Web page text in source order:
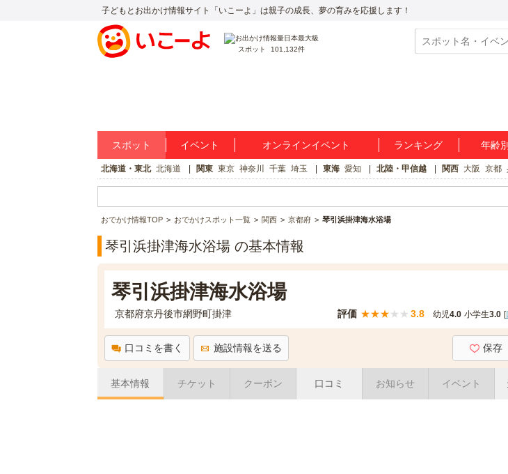
子どもとお出かけ情報サイト「いこーよ」は親子の成長、夢の育みを応援します！
スポット 101,132件
スポット イベント オンラインイベント ランキング 年齢
北海道・東北 北海道 関東 東京 神奈川 千葉 埼玉 東海 愛知 北陸・甲信越 関西 大阪 京都
おでかけ情報TOP おでかけスポット一覧 関西 京都府 琴引浜掛津海水浴場
琴引浜掛津海水浴場 の基本情報
琴引浜掛津海水浴場
京都府京丹後市網野町掛津 評価 ★★★★ ★ 3.8 幼児4.0 小学生3.0 [
口コミを書く 施設情報を送る 保存
基本情報 チケット クーポン 口コミ お知らせ イベント